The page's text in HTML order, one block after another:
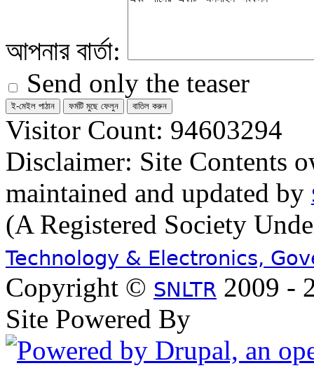
আপনার বার্তা:
Send only the teaser
Visitor Count: 94603294
Disclaimer: Site Contents
maintained and updated by
(A Registered Society
Technology & Electronics,
Copyright © SNLTR 2009 -
Site Powered By